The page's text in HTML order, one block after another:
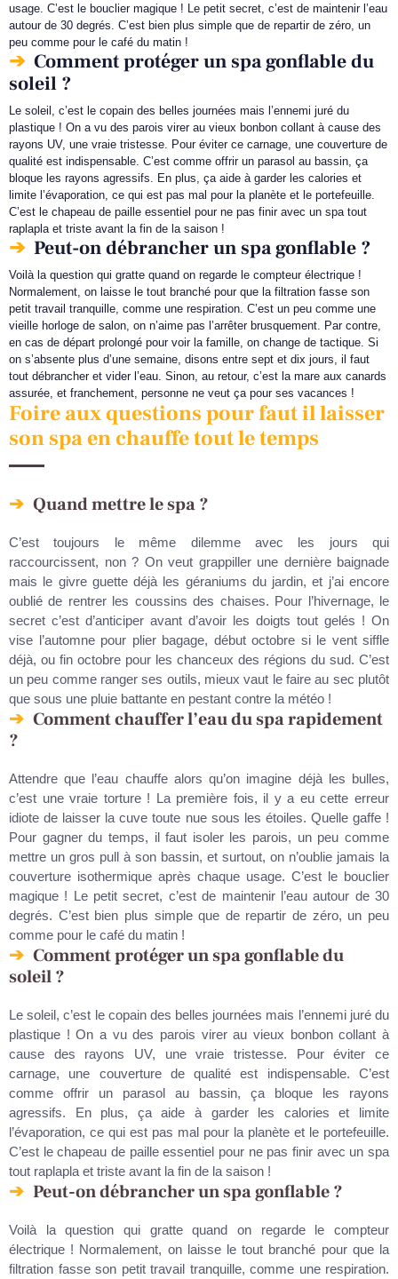
usage. C’est le bouclier magique ! Le petit secret, c’est de maintenir l’eau
autour de 30 degrés. C’est bien plus simple que de repartir de zéro, un
peu comme pour le café du matin !
Comment protéger un spa gonflable du
soleil ?
Le soleil, c’est le copain des belles journées mais l’ennemi juré du
plastique ! On a vu des parois virer au vieux bonbon collant à cause des
rayons UV, une vraie tristesse. Pour éviter ce carnage, une couverture de
qualité est indispensable. C’est comme offrir un parasol au bassin, ça
bloque les rayons agressifs. En plus, ça aide à garder les calories et
limite l’évaporation, ce qui est pas mal pour la planète et le portefeuille.
C’est le chapeau de paille essentiel pour ne pas finir avec un spa tout
raplapla et triste avant la fin de la saison !
Peut-on débrancher un spa gonflable ?
Voilà la question qui gratte quand on regarde le compteur électrique !
Normalement, on laisse le tout branché pour que la filtration fasse son
petit travail tranquille, comme une respiration. C’est un peu comme une
vieille horloge de salon, on n’aime pas l’arrêter brusquement. Par contre,
en cas de départ prolongé pour voir la famille, on change de tactique. Si
on s’absente plus d’une semaine, disons entre sept et dix jours, il faut
tout débrancher et vider l’eau. Sinon, au retour, c’est la mare aux canards
assurée, et franchement, personne ne veut ça pour ses vacances !
Foire aux questions pour faut il laisser
son spa en chauffe tout le temps
Quand mettre le spa ?
C’est toujours le même dilemme avec les jours qui
raccourcissent, non ? On veut grappiller une dernière baignade
mais le givre guette déjà les géraniums du jardin, et j’ai encore
oublié de rentrer les coussins des chaises. Pour l’hivernage, le
secret c’est d’anticiper avant d’avoir les doigts tout gelés ! On
vise l’automne pour plier bagage, début octobre si le vent siffle
déjà, ou fin octobre pour les chanceux des régions du sud. C’est
un peu comme ranger ses outils, mieux vaut le faire au sec plutôt
que sous une pluie battante en pestant contre la météo !
Comment chauffer l’eau du spa rapidement
?
Attendre que l’eau chauffe alors qu’on imagine déjà les bulles,
c’est une vraie torture ! La première fois, il y a eu cette erreur
idiote de laisser la cuve toute nue sous les étoiles. Quelle gaffe !
Pour gagner du temps, il faut isoler les parois, un peu comme
mettre un gros pull à son bassin, et surtout, on n’oublie jamais la
couverture isothermique après chaque usage. C’est le bouclier
magique ! Le petit secret, c’est de maintenir l’eau autour de 30
degrés. C’est bien plus simple que de repartir de zéro, un peu
comme pour le café du matin !
Comment protéger un spa gonflable du
soleil ?
Le soleil, c’est le copain des belles journées mais l’ennemi juré du
plastique ! On a vu des parois virer au vieux bonbon collant à
cause des rayons UV, une vraie tristesse. Pour éviter ce
carnage, une couverture de qualité est indispensable. C’est
comme offrir un parasol au bassin, ça bloque les rayons
agressifs. En plus, ça aide à garder les calories et limite
l’évaporation, ce qui est pas mal pour la planète et le portefeuille.
C’est le chapeau de paille essentiel pour ne pas finir avec un spa
tout raplapla et triste avant la fin de la saison !
Peut-on débrancher un spa gonflable ?
Voilà la question qui gratte quand on regarde le compteur
électrique ! Normalement, on laisse le tout branché pour que la
filtration fasse son petit travail tranquille, comme une respiration.